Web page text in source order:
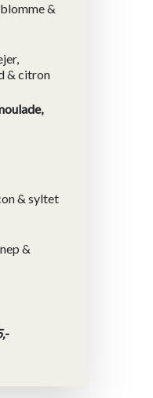
&
& citron
& syltet
&